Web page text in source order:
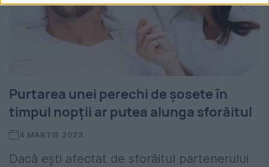
Purtarea unei perechi de șosete în
timpul nopții ar putea alunga sforăitul
4 MARTIE 2023
Dacă ești afectat de sforăitul partenerului